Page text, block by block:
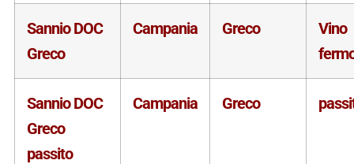
Sannio DOC
Greco
Campania Greco
Vino
Sannio DOC
Greco
passito
Campania Greco